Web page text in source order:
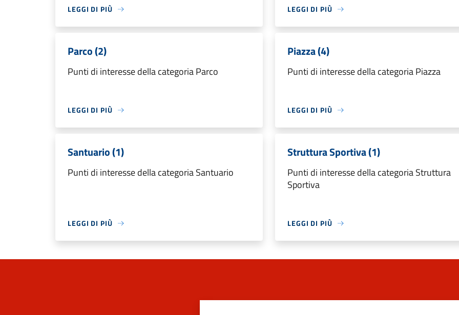
LEGGI DI PIÙ LEGGI DI PIÙ
Parco (2)
Punti di interesse della categoria Parco
LEGGI DI PIÙ
Piazza (4)
Punti di interesse della categoria Piazza
LEGGI DI PIÙ
Santuario (1)
Punti di interesse della categoria Santuario
LEGGI DI PIÙ
Struttura Sportiva (1)
Punti di interesse della categoria Struttura
Sportiva
LEGGI DI PIÙ